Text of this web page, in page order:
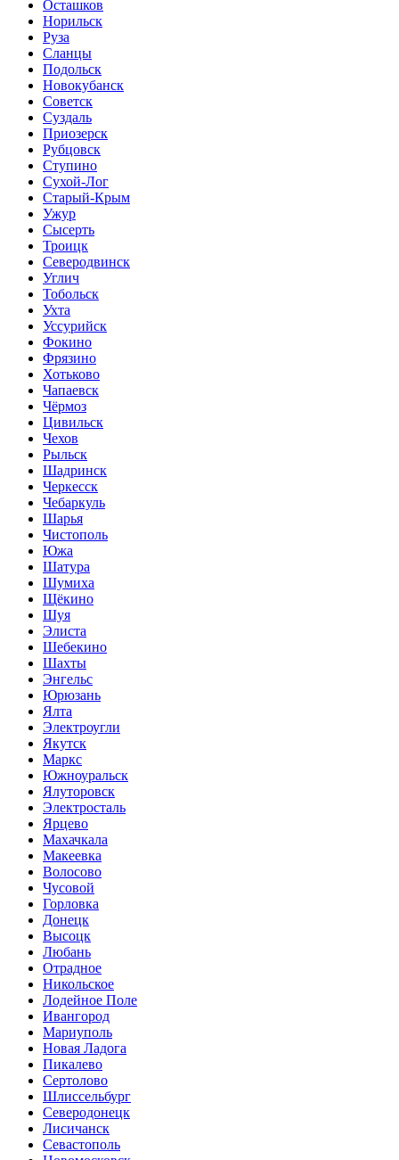
Осташков
Норильск
Руза
Сланцы
Подольск
Новокубанск
Советск
Суздаль
Приозерск
Рубцовск
Ступино
Сухой-Лог
Старый-Крым
Ужур
Сысерть
Троицк
Северодвинск
Углич
Тобольск
Ухта
Уссурийск
Фокино
Фрязино
Хотьково
Чапаевск
Чёрмоз
Цивильск
Чехов
Рыльск
Шадринск
Черкесск
Чебаркуль
Шарья
Чистополь
Южа
Шатура
Шумиха
Щёкино
Шуя
Элиста
Шебекино
Шахты
Энгельс
Юрюзань
Ялта
Электроугли
Якутск
Маркс
Южноуральск
Ялуторовск
Электросталь
Ярцево
Махачкала
Макеевка
Волосово
Чусовой
Горловка
Донецк
Высоцк
Любань
Отрадное
Никольское
Лодейное Поле
Ивангород
Мариуполь
Новая Ладога
Пикалево
Сертолово
Шлиссельбург
Северодонецк
Лисичанск
Севастополь